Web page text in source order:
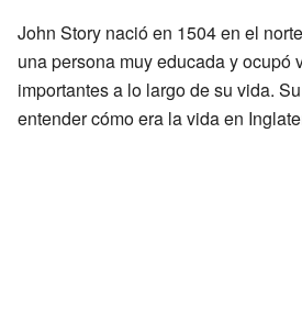
John Story nació en 1504 en el
una persona muy educada y ocupó
importantes a lo largo de su vida.
entender cómo era la vida en